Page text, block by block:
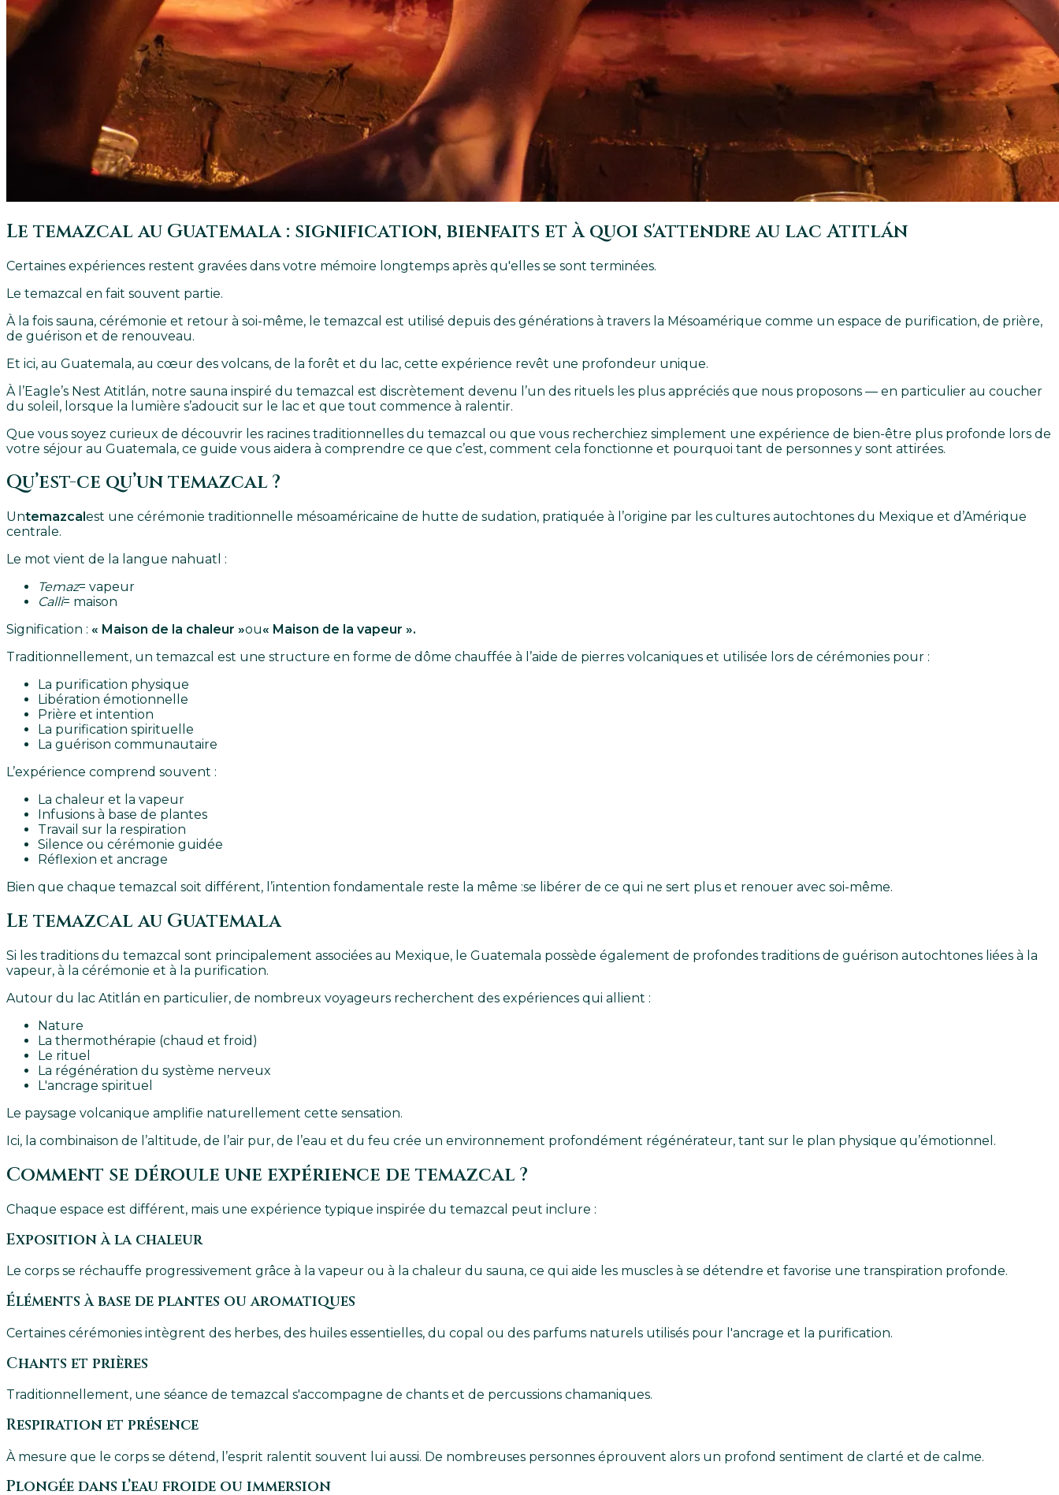
Le temazcal au Guatemala : signification, bienfaits et à quoi s'attendre au lac Atitlán
Certaines expériences restent gravées dans votre mémoire longtemps après qu'elles se sont terminées.
Le temazcal en fait souvent partie.
À la fois sauna, cérémonie et retour à soi-même, le temazcal est utilisé depuis des générations à travers la Mésoamérique comme un espace de purification, de prière,
de guérison et de renouveau.
Et ici, au Guatemala, au cœur des volcans, de la forêt et du lac, cette expérience revêt une profondeur unique.
À l’Eagle’s Nest Atitlán, notre sauna inspiré du temazcal est discrètement devenu l’un des rituels les plus appréciés que nous proposons — en particulier au coucher
du soleil, lorsque la lumière s’adoucit sur le lac et que tout commence à ralentir.
Que vous soyez curieux de découvrir les racines traditionnelles du temazcal ou que vous recherchiez simplement une expérience de bien-être plus profonde lors de
votre séjour au Guatemala, ce guide vous aidera à comprendre ce que c’est, comment cela fonctionne et pourquoi tant de personnes y sont attirées.
Qu’est-ce qu’un temazcal ?
Untemazcal est une cérémonie traditionnelle mésoaméricaine de hutte de sudation, pratiquée à l’origine par les cultures autochtones du Mexique et d’Amérique
centrale.
Le mot vient de la langue nahuatl :
Temaz= vapeur
Calli= maison
Signification : « Maison de la chaleur »ou« Maison de la vapeur ».
Traditionnellement, un temazcal est une structure en forme de dôme chauffée à l’aide de pierres volcaniques et utilisée lors de cérémonies pour :
La purification physique
Libération émotionnelle
Prière et intention
La purification spirituelle
La guérison communautaire
L’expérience comprend souvent :
La chaleur et la vapeur
Infusions à base de plantes
Travail sur la respiration
Silence ou cérémonie guidée
Réflexion et ancrage
Bien que chaque temazcal soit différent, l’intention fondamentale reste la même :se libérer de ce qui ne sert plus et renouer avec soi-même.
Le temazcal au Guatemala
Si les traditions du temazcal sont principalement associées au Mexique, le Guatemala possède également de profondes traditions de guérison autochtones liées à la
vapeur, à la cérémonie et à la purification.
Autour du lac Atitlán en particulier, de nombreux voyageurs recherchent des expériences qui allient :
Nature
La thermothérapie (chaud et froid)
Le rituel
La régénération du système nerveux
L'ancrage spirituel
Le paysage volcanique amplifie naturellement cette sensation.
Ici, la combinaison de l’altitude, de l’air pur, de l’eau et du feu crée un environnement profondément régénérateur, tant sur le plan physique qu’émotionnel.
Comment se déroule une expérience de temazcal ?
Chaque espace est différent, mais une expérience typique inspirée du temazcal peut inclure :
Exposition à la chaleur
Le corps se réchauffe progressivement grâce à la vapeur ou à la chaleur du sauna, ce qui aide les muscles à se détendre et favorise une transpiration profonde.
Éléments à base de plantes ou aromatiques
Certaines cérémonies intègrent des herbes, des huiles essentielles, du copal ou des parfums naturels utilisés pour l'ancrage et la purification.
Chants et prières
Traditionnellement, une séance de temazcal s'accompagne de chants et de percussions chamaniques.
Respiration et présence
À mesure que le corps se détend, l’esprit ralentit souvent lui aussi. De nombreuses personnes éprouvent alors un profond sentiment de clarté et de calme.
Plongée dans l’eau froide ou immersion